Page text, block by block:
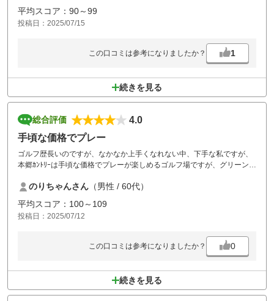
帰りの精算機８人ほど順番待ち、
受付は２人いたので精算お願いすると、精算機でやって下さい。
受付無くして精算機4台
平均スコア：90～99
投稿日：2025/07/15
この口コミは参考になりましたか？ 1
続きを見る
総合評価
4.0
手頃な価格でプレー
ゴルフ歴長いのですが、なかなか上手くなれない中、下手な私ですが、
本郷ｶﾝﾄﾘｰは手頃な価格でプレーが楽しめるゴルフ場ですが、グリーンに
のりちゃんさん （男性 / 60代）
平均スコア：100～109
投稿日：2025/07/12
この口コミは参考になりましたか？ 0
続きを見る